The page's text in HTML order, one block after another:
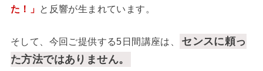
た！」 と反響が生まれています。
そして、今回ご提供する5日間講座は、
センスに頼っ
た方法ではありません。